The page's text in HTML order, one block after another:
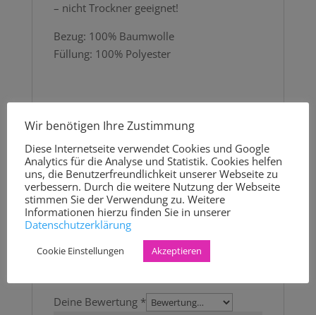
– nicht Trockner geeignet!
Bezug: 100% Baumwolle
Füllung: 100% Polyester
Rezensionen
Es gibt noch keine Rezensionen.
Schreibe die erste Rezension für
„Nackenhörnchen Beruhigungskissen
Hunde/Katzen Kreise grau“
Deine E-Mail-Adresse wird nicht
veröffentlicht.
Erforderliche Felder sind mit
Deine Bewertung *
Wir benötigen Ihre Zustimmung
Diese Internetseite verwendet Cookies und Google
Analytics für die Analyse und Statistik. Cookies helfen
uns, die Benutzerfreundlichkeit unserer Webseite zu
verbessern. Durch die weitere Nutzung der Webseite
stimmen Sie der Verwendung zu. Weitere
Informationen hierzu finden Sie in unserer
Datenschutzerklärung
Cookie Einstellungen Akzeptieren